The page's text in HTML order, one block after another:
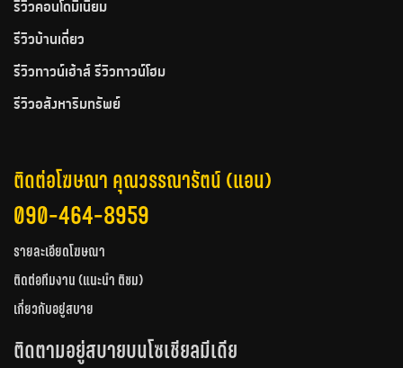
รีวิวคอนโดมิเนียม
รีวิวบ้านเดี่ยว
รีวิวทาวน์เฮ้าส์ รีวิวทาวน์โฮม
รีวิวอสังหาริมทรัพย์
ติดต่อโฆษณา คุณวรรณารัตน์ (แอน)
090-464-8959
รายละเอียดโฆษณา
ติดต่อทีมงาน (แนะนำ ติชม)
เกี่ยวกับอยู่สบาย
ติดตามอยู่สบายบนโซเชียลมีเดีย